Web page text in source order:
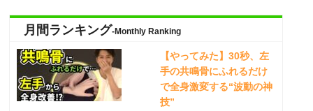
月間ランキング-Monthly Ranking
【やってみた】30秒、左
手の共鳴骨にふれるだけ
で全身激変する“波動の神
技”